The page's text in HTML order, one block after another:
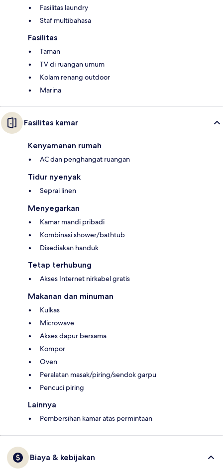
Fasilitas laundry
Staf multibahasa
Fasilitas
Taman
TV di ruangan umum
Kolam renang outdoor
Marina
Fasilitas kamar
Kenyamanan rumah
AC dan penghangat ruangan
Tidur nyenyak
Seprai linen
Menyegarkan
Kamar mandi pribadi
Kombinasi shower/bathtub
Disediakan handuk
Tetap terhubung
Akses Internet nirkabel gratis
Makanan dan minuman
Kulkas
Microwave
Akses dapur bersama
Kompor
Oven
Peralatan masak/piring/sendok garpu
Pencuci piring
Lainnya
Pembersihan kamar atas permintaan
Biaya & kebijakan